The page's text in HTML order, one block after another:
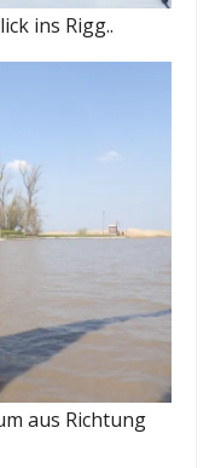
ins Rigg..
aus Richtung